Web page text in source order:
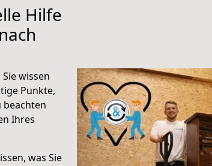
Hilfe
wissen
Punkte,
Ihres
was Sie